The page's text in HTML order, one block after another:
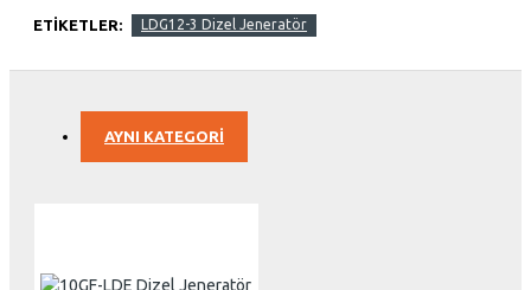
ETIKETLER: LDG12-3 Dizel Jeneratör
AYNI KATEGORI